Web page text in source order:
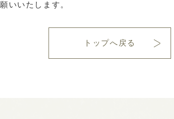
いいたします。
トップへ戻る